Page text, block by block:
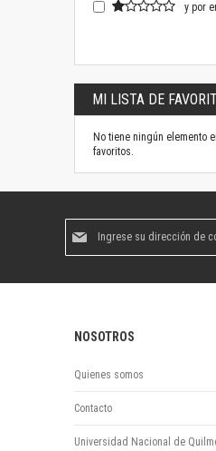
y por
MI LISTA DE
No tiene ningún elemento
favoritos.
boletín
NOSOTROS
Quienes somos
Contacto
Universidad Nacional de